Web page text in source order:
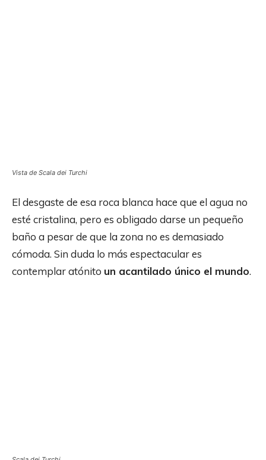
Vista de Scala dei Turchi
El desgaste de esa roca blanca hace que el agua no
esté cristalina, pero es obligado darse un pequeño
baño a pesar de que la zona no es demasiado
cómoda. Sin duda lo más espectacular es
contemplar atónito un acantilado único el mundo.